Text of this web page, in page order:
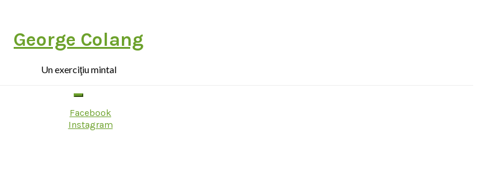
George Colang
Un exerciţiu mintal
Facebook
Instagram